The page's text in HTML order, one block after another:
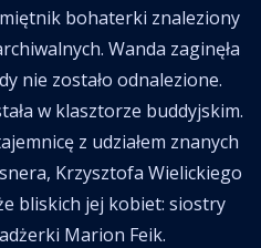
bohaterki znaleziony
Wanda zaginęła
nie zostało odnalezione.
w klasztorze buddyjskim.
z udziałem znanych
Krzysztofa Wielickiego
bliskich jej kobiet: siostry
Marion Feik.